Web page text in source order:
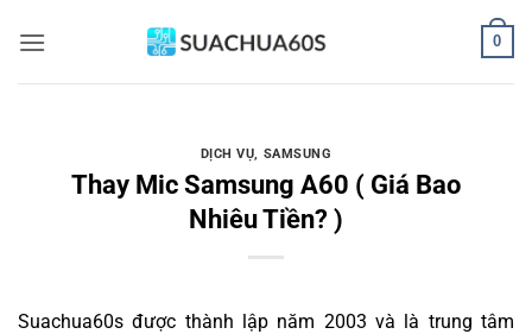
qua
0
DỊCH VỤ, SAMSUNG
Thay Mic Samsung A60 ( Giá Bao
Nhiêu Tiền? )
Suachua60s được thành lập năm 2003 và là trung tâm